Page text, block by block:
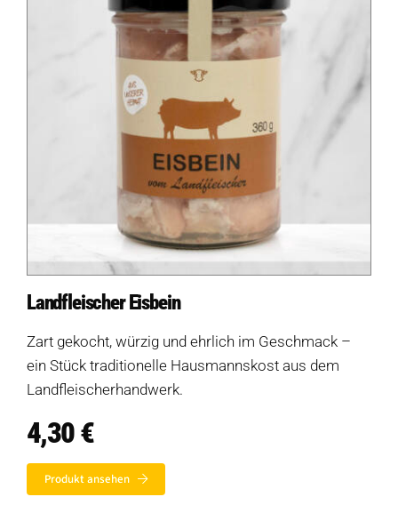
Landfleischer Eisbein
Zart gekocht, würzig und ehrlich im Geschmack –
ein Stück traditionelle Hausmannskost aus dem
Landfleischerhandwerk.
4,30€
Produkt ansehen